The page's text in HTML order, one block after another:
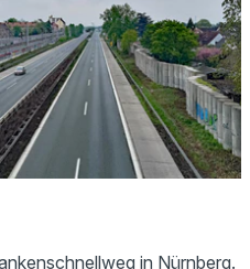
in Nürnberg.